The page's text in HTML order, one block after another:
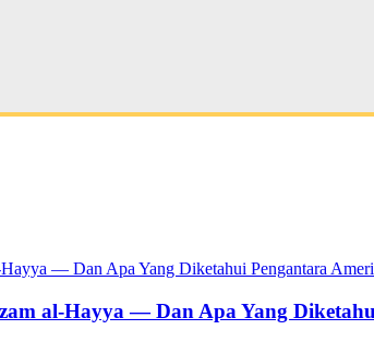
al-Hayya — Dan Apa Yang